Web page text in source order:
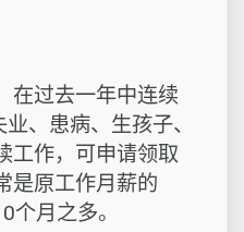
过去一年中连续
、患病、生孩子、
工作，可申请领取
是原工作月薪的
个月之多。